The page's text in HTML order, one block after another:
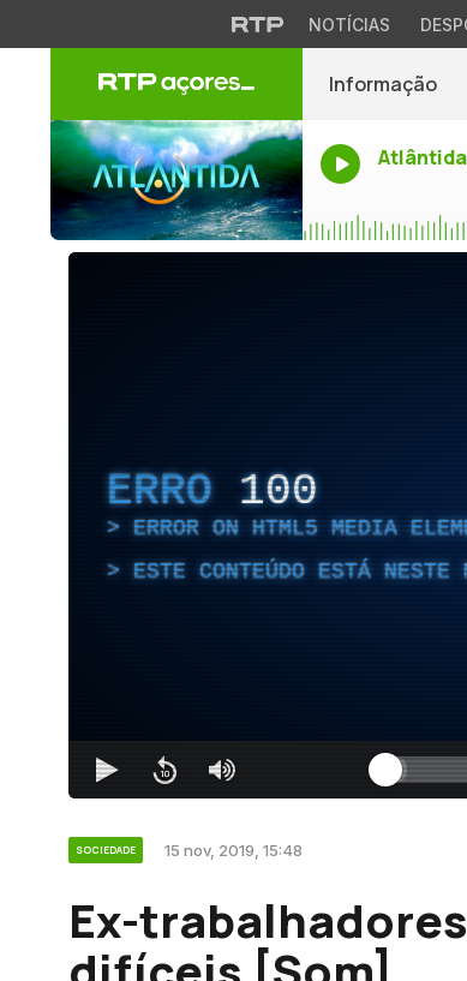
NOTÍCIAS
Informação
ERRO 100
ERROR ON HTML5 MEDIA
ESTE CONTEÚDO ESTÁ NESTE
SOCIEDADE 15 nov, 2019, 15:48
Ex-